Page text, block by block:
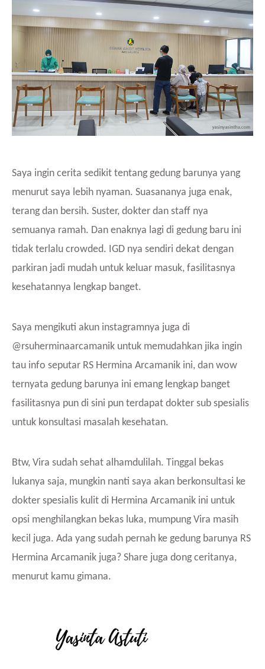
Saya ingin cerita sedikit tentang gedung barunya yang
menurut saya lebih nyaman. Suasananya juga enak,
terang dan bersih. Suster, dokter dan staff nya
semuanya ramah. Dan enaknya lagi di gedung baru ini
tidak terlalu crowded. IGD nya sendiri dekat dengan
parkiran jadi mudah untuk keluar masuk, fasilitasnya
kesehatannya lengkap banget.
Saya mengikuti akun instagramnya juga di
@rsuherminaarcamanik untuk memudahkan jika ingin
tau info seputar RS Hermina Arcamanik ini, dan wow
ternyata gedung barunya ini emang lengkap banget
fasilitasnya pun di sini pun terdapat dokter sub spesialis
untuk konsultasi masalah kesehatan.
Btw, Vira sudah sehat alhamdulilah. Tinggal bekas
lukanya saja, mungkin nanti saya akan berkonsultasi ke
dokter spesialis kulit di Hermina Arcamanik ini untuk
opsi menghilangkan bekas luka, mumpung Vira masih
kecil juga. Ada yang sudah pernah ke gedung barunya RS
Hermina Arcamanik juga? Share juga dong ceritanya,
menurut kamu gimana.